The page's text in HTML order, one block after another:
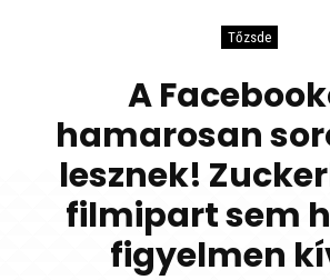
Tőzsde
A
hamarosan
lesznek!
filmipart sem
figyelmen